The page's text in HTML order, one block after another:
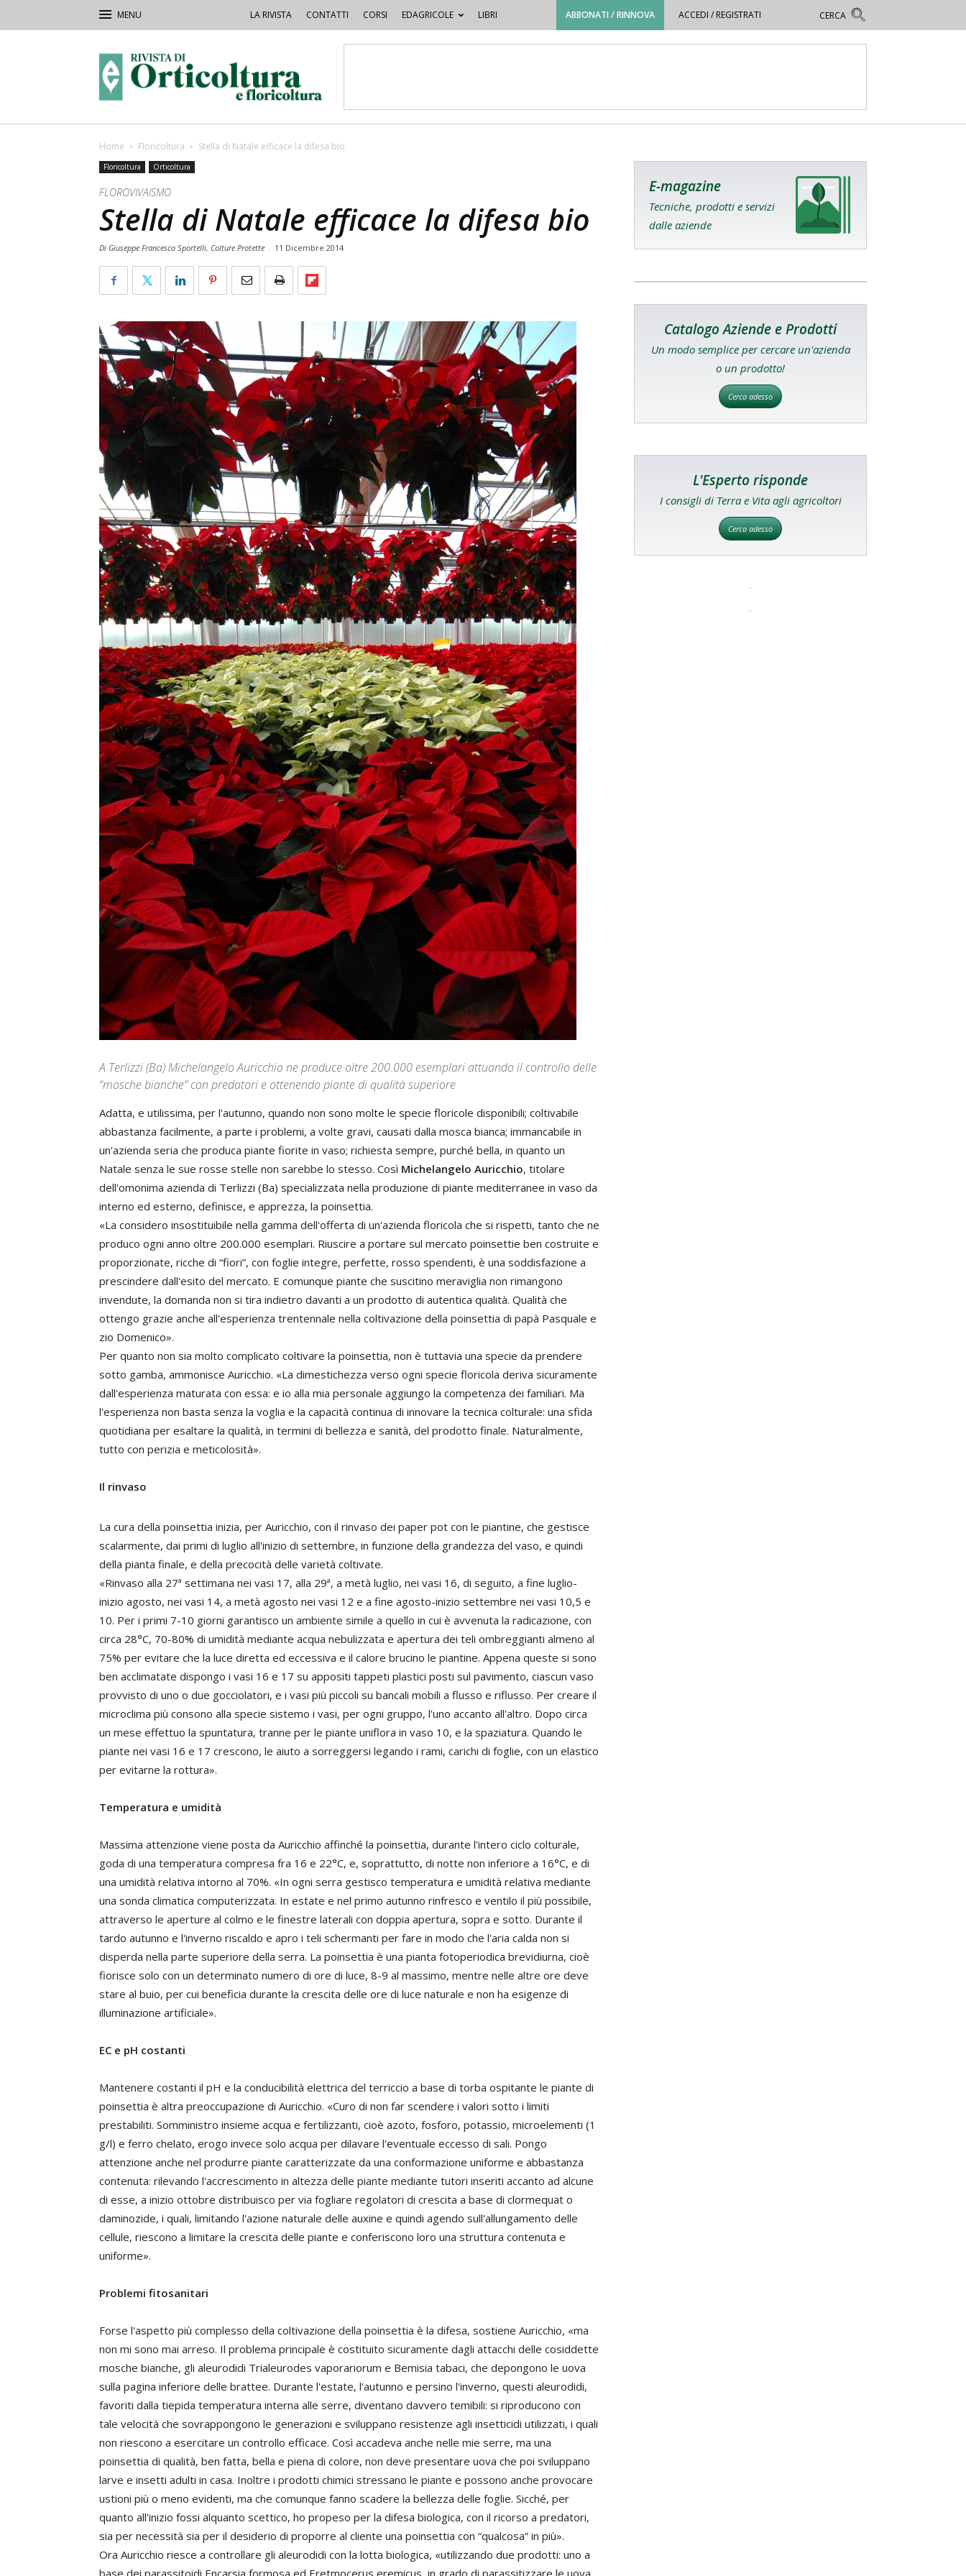
LA RIVISTA CONTATTI CORSI EDAGRICOLE LIBRI ABBONATI / RINNOVA ACCEDI / REGISTRATI
Orticoltura
Home Floricoltura Stella di Natale efficace la difesa bio
Floricoltura Orticoltura
FLOROVIVAISMO
Stella di Natale efficace la difesa bio
Di Giuseppe Francesco Sportelli, Colture Protette - 11 Dicembre 2014
A Terlizzi (Ba) Michelangelo Auricchio ne produce oltre 200.000 esemplari attuando il controllo delle
“mosche bianche” con predatori e ottenendo piante di qualità superiore
Adatta, e utilissima, per l'autunno, quando non sono molte le specie floricole disponibili; coltivabile
abbastanza facilmente, a parte i problemi, a volte gravi, causati dalla mosca bianca; immancabile in
un'azienda seria che produca piante fiorite in vaso; richiesta sempre, purché bella, in quanto un
Natale senza le sue rosse stelle non sarebbe lo stesso. Così Michelangelo Auricchio, titolare
dell'omonima azienda di Terlizzi (Ba) specializzata nella produzione di piante mediterranee in vaso da
interno ed esterno, definisce, e apprezza, la poinsettia.
«La considero insostituibile nella gamma dell'offerta di un'azienda floricola che si rispetti, tanto che ne
produco ogni anno oltre 200.000 esemplari. Riuscire a portare sul mercato poinsettie ben costruite e
proporzionate, ricche di “fiori”, con foglie integre, perfette, rosso spendenti, è una soddisfazione a
prescindere dall'esito del mercato. E comunque piante che suscitino meraviglia non rimangono
invendute, la domanda non si tira indietro davanti a un prodotto di autentica qualità. Qualità che
ottengo grazie anche all'esperienza trentennale nella coltivazione della poinsettia di papà Pasquale e
zio Domenico».
Per quanto non sia molto complicato coltivare la poinsettia, non è tuttavia una specie da prendere
sotto gamba, ammonisce Auricchio. «La dimestichezza verso ogni specie floricola deriva sicuramente
dall'esperienza maturata con essa: e io alla mia personale aggiungo la competenza dei familiari. Ma
l'esperienza non basta senza la voglia e la capacità continua di innovare la tecnica colturale: una sfida
quotidiana per esaltare la qualità, in termini di bellezza e sanità, del prodotto finale. Naturalmente,
tutto con perizia e meticolosità».
Il rinvaso
La cura della poinsettia inizia, per Auricchio, con il rinvaso dei paper pot con le piantine, che gestisce
scalarmente, dai primi di luglio all'inizio di settembre, in funzione della grandezza del vaso, e quindi
della pianta finale, e della precocità delle varietà coltivate.
«Rinvaso alla 27ª settimana nei vasi 17, alla 29ª, a metà luglio, nei vasi 16, di seguito, a fine luglio-
inizio agosto, nei vasi 14, a metà agosto nei vasi 12 e a fine agosto-inizio settembre nei vasi 10,5 e
10. Per i primi 7-10 giorni garantisco un ambiente simile a quello in cui è avvenuta la radicazione, con
circa 28°C, 70-80% di umidità mediante acqua nebulizzata e apertura dei teli ombreggianti almeno al
75% per evitare che la luce diretta ed eccessiva e il calore brucino le piantine. Appena queste si sono
ben acclimatate dispongo i vasi 16 e 17 su appositi tappeti plastici posti sul pavimento, ciascun vaso
provvisto di uno o due gocciolatori, e i vasi più piccoli su bancali mobili a flusso e riflusso. Per creare il
microclima più consono alla specie sistemo i vasi, per ogni gruppo, l'uno accanto all'altro. Dopo circa
un mese effettuo la spuntatura, tranne per le piante uniflora in vaso 10, e la spaziatura. Quando le
piante nei vasi 16 e 17 crescono, le aiuto a sorreggersi legando i rami, carichi di foglie, con un elastico
per evitarne la rottura».
Temperatura e umidità
Massima attenzione viene posta da Auricchio affinché la poinsettia, durante l'intero ciclo colturale,
goda di una temperatura compresa fra 16 e 22°C, e, soprattutto, di notte non inferiore a 16°C, e di
una umidità relativa intorno al 70%. «In ogni serra gestisco temperatura e umidità relativa mediante
una sonda climatica computerizzata. In estate e nel primo autunno rinfresco e ventilo il più possibile,
attraverso le aperture al colmo e le finestre laterali con doppia apertura, sopra e sotto. Durante il
tardo autunno e l'inverno riscaldo e apro i teli schermanti per fare in modo che l'aria calda non si
disperda nella parte superiore della serra. La poinsettia è una pianta fotoperiodica brevidiurna, cioè
fiorisce solo con un determinato numero di ore di luce, 8-9 al massimo, mentre nelle altre ore deve
stare al buio, per cui beneficia durante la crescita delle ore di luce naturale e non ha esigenze di
illuminazione artificiale».
EC e pH costanti
Mantenere costanti il pH e la conducibilità elettrica del terriccio a base di torba ospitante le piante di
poinsettia è altra preoccupazione di Auricchio. «Curo di non far scendere i valori sotto i limiti
prestabiliti. Somministro insieme acqua e fertilizzanti, cioè azoto, fosforo, potassio, microelementi (1
g/l) e ferro chelato, erogo invece solo acqua per dilavare l'eventuale eccesso di sali. Pongo
attenzione anche nel produrre piante caratterizzate da una conformazione uniforme e abbastanza
contenuta: rilevando l'accrescimento in altezza delle piante mediante tutori inseriti accanto ad alcune
di esse, a inizio ottobre distribuisco per via fogliare regolatori di crescita a base di clormequat o
daminozide, i quali, limitando l'azione naturale delle auxine e quindi agendo sull'allungamento delle
cellule, riescono a limitare la crescita delle piante e conferiscono loro una struttura contenuta e
uniforme».
Problemi fitosanitari
Forse l'aspetto più complesso della coltivazione della poinsettia è la difesa, sostiene Auricchio, «ma
non mi sono mai arreso. Il problema principale è costituito sicuramente dagli attacchi delle cosiddette
mosche bianche, gli aleurodidi Trialeurodes vaporariorum e Bemisia tabaci, che depongono le uova
sulla pagina inferiore delle brattee. Durante l'estate, l'autunno e persino l'inverno, questi aleurodidi,
favoriti dalla tiepida temperatura interna alle serre, diventano davvero temibili: si riproducono con
tale velocità che sovrappongono le generazioni e sviluppano resistenze agli insetticidi utilizzati, i quali
non riescono a esercitare un controllo efficace. Così accadeva anche nelle mie serre, ma una
poinsettia di qualità, ben fatta, bella e piena di colore, non deve presentare uova che poi sviluppano
larve e insetti adulti in casa. Inoltre i prodotti chimici stressano le piante e possono anche provocare
ustioni più o meno evidenti, ma che comunque fanno scadere la bellezza delle foglie. Sicché, per
quanto all'inizio fossi alquanto scettico, ho propeso per la difesa biologica, con il ricorso a predatori,
sia per necessità sia per il desiderio di proporre al cliente una poinsettia con “qualcosa” in più».
Ora Auricchio riesce a controllare gli aleurodidi con la lotta biologica, «utilizzando due prodotti: uno a
base dei parassitoidi Encarsia formosa ed Eretmocerus eremicus, in grado di parassitizzare le uova
E-magazine
Tecniche, prodotti e servizi
dalle aziende
Catalogo Aziende e Prodotti
Un modo semplice per cercare un'azienda
o un prodotto!
Cerca adesso
L'Esperto risponde
I consigli di Terra e Vita agli agricoltori
Cerca adesso